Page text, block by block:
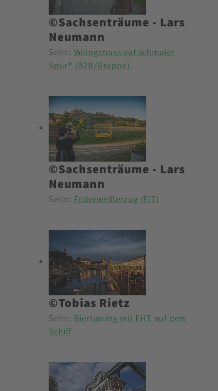
©Sachsenträume - Lars
Neumann
Seite: Weingenuss auf schmaler
Spur® (B2B/Gruppe)
©Sachsenträume - Lars
Neumann
Seite: Federweißerzug (FIT)
©Tobias Rietz
Seite: Biertasting mit EHT auf dem
Schiff